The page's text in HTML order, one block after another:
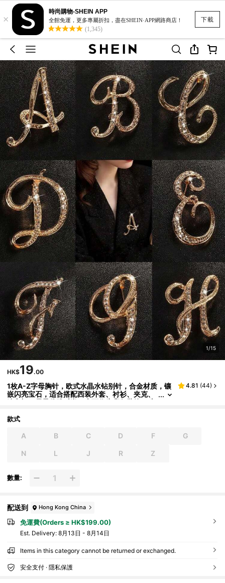
下載
×
時尚購物-SHEIN APP
全館免運，更多專屬折扣，盡在SHEIN·APP網路商店！
(1,345)
1/15
HK$19.00
1枚A-Z字母胸针，欧式水晶水钻别针，合金材质，镶
嵌闪亮宝石，适合搭配西装外套、衬衫、夹克、
连衣裙，尽显优雅时尚。也可作为背包装饰、珠
节礼物佳选。
4.81 (44)
款式
A B C D F G
N L J R Z
數量:
配送到 Hong Kong China
免運費(Orders ≥ HK$199.00)
​Est. Delivery: 8月13日 - 8月14日
Items in this category cannot be returned or exchanged.
安全支付 · 隱私保護